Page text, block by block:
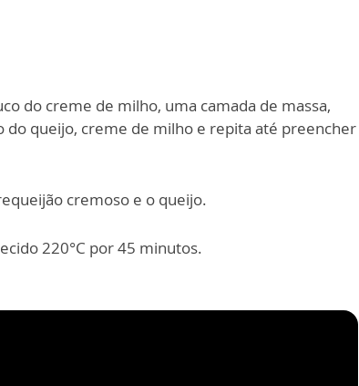
do creme de milho, uma camada de massa,
do queijo, creme de milho e repita até preencher
cremoso e o queijo.
220°C por 45 minutos.